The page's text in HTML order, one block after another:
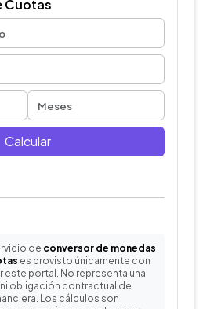
Cuotas
Calcular
de conversor de monedas
es provisto únicamente con
portal. No representa una
obligación contractual de
Los cálculos son